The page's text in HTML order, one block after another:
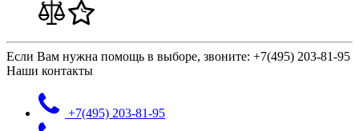
Если Вам нужна помощь в выборе, звоните: +7(495) 203-81-95
Наши контакты
+7(495) 203-81-95